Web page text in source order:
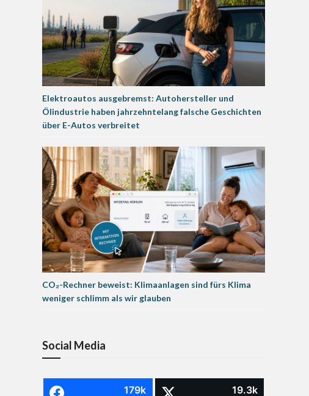
Elektroautos ausgebremst: Autohersteller und
Ölindustrie haben jahrzehntelang falsche Geschichten
über E-Autos verbreitet
CO₂-Rechner beweist: Klimaanlagen sind fürs Klima
weniger schlimm als wir glauben
Social Media
179k 19.3k